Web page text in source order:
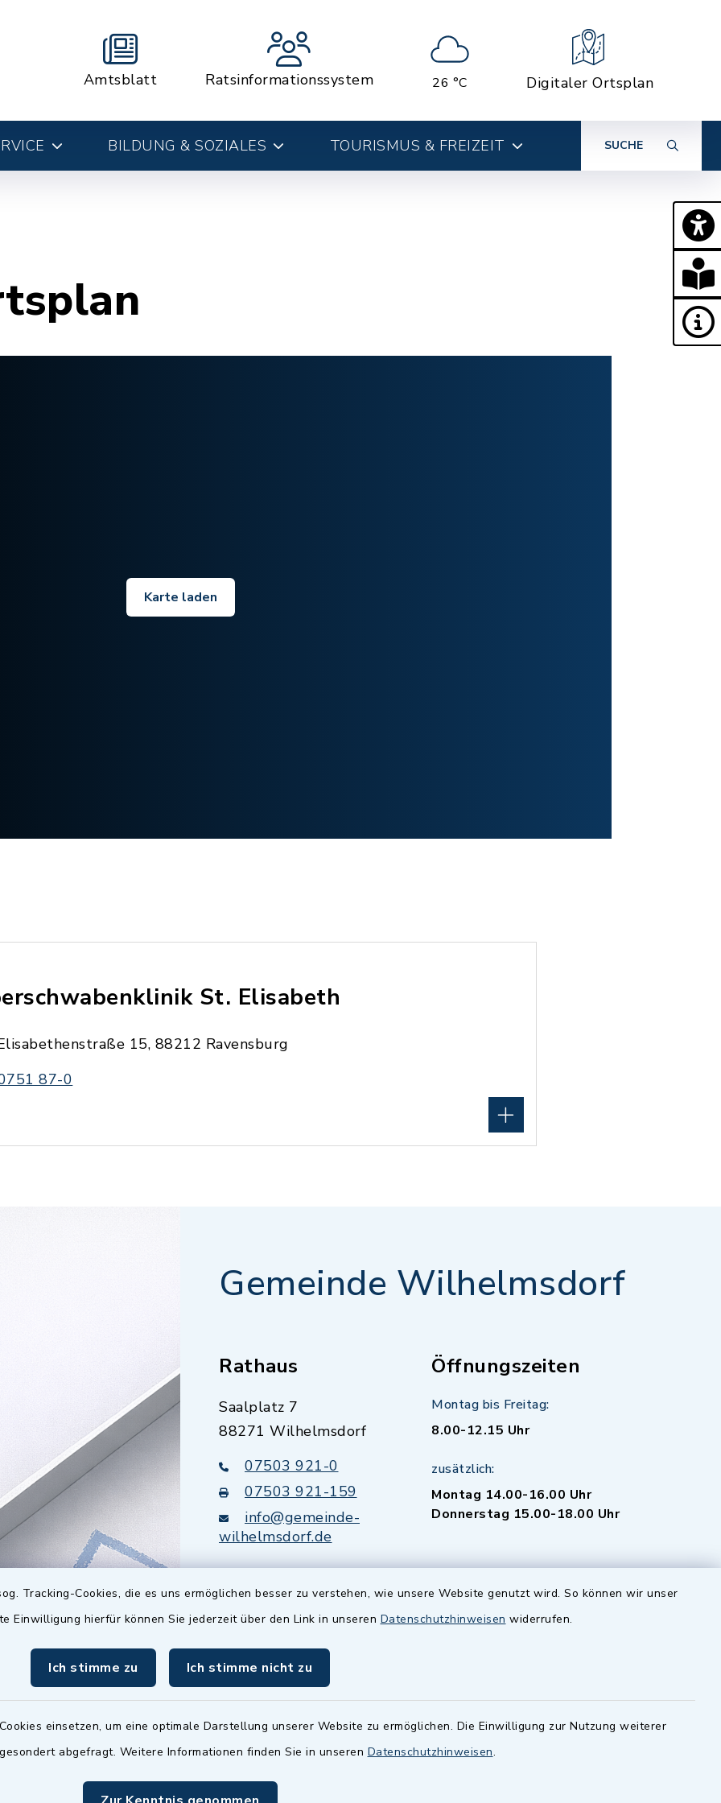
Tracking-Cookies, die es uns ermöglichen besser zu verstehen, wie unsere Website genutzt wird. So können wir unser
Einwilligung hierfür können Sie jederzeit über den Link in unseren Datenschutzhinweisen widerrufen.
Ich stimme zu Ich stimme nicht zu
einsetzen, um eine optimale Darstellung unserer Website zu ermöglichen. Die Einwilligung zur Nutzung weiterer
abgefragt. Weitere Informationen finden Sie in unseren Datenschutzhinweisen.
Amtsblatt Ratsinformationssystem 26 °C Digitaler Ortsplan
BILDUNG & SOZIALES TOURISMUS & FREIZEIT SUCHE
Karte laden
St. Elisabeth
15, 88212 Ravensburg
87-0
Gemeinde Wilhelmsdorf
Rathaus
Saalplatz 7
88271 Wilhelmsdorf
07503 921-0
07503 921-159
info@gemeinde-
wilhelmsdorf.de
Öffnungszeiten
Montag bis Freitag:
8.00-12.15 Uhr
zusätzlich:
Montag 14.00-16.00 Uhr
Donnerstag 15.00-18.00 Uhr
Quicklinks
Serviceportal Baden-
Württemberg
Website in Leichter Sprache